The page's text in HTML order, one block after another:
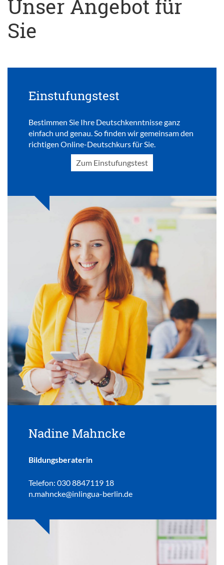
Unser Angebot für
Sie
Einstufungstest
Bestimmen Sie Ihre Deutschkenntnisse ganz
einfach und genau. So finden wir gemeinsam den
richtigen Online-Deutschkurs für Sie.
Zum Einstufungstest
Nadine Mahncke
Bildungsberaterin
Telefon: 030 8847119 18
n.mahncke@inlingua-berlin.de